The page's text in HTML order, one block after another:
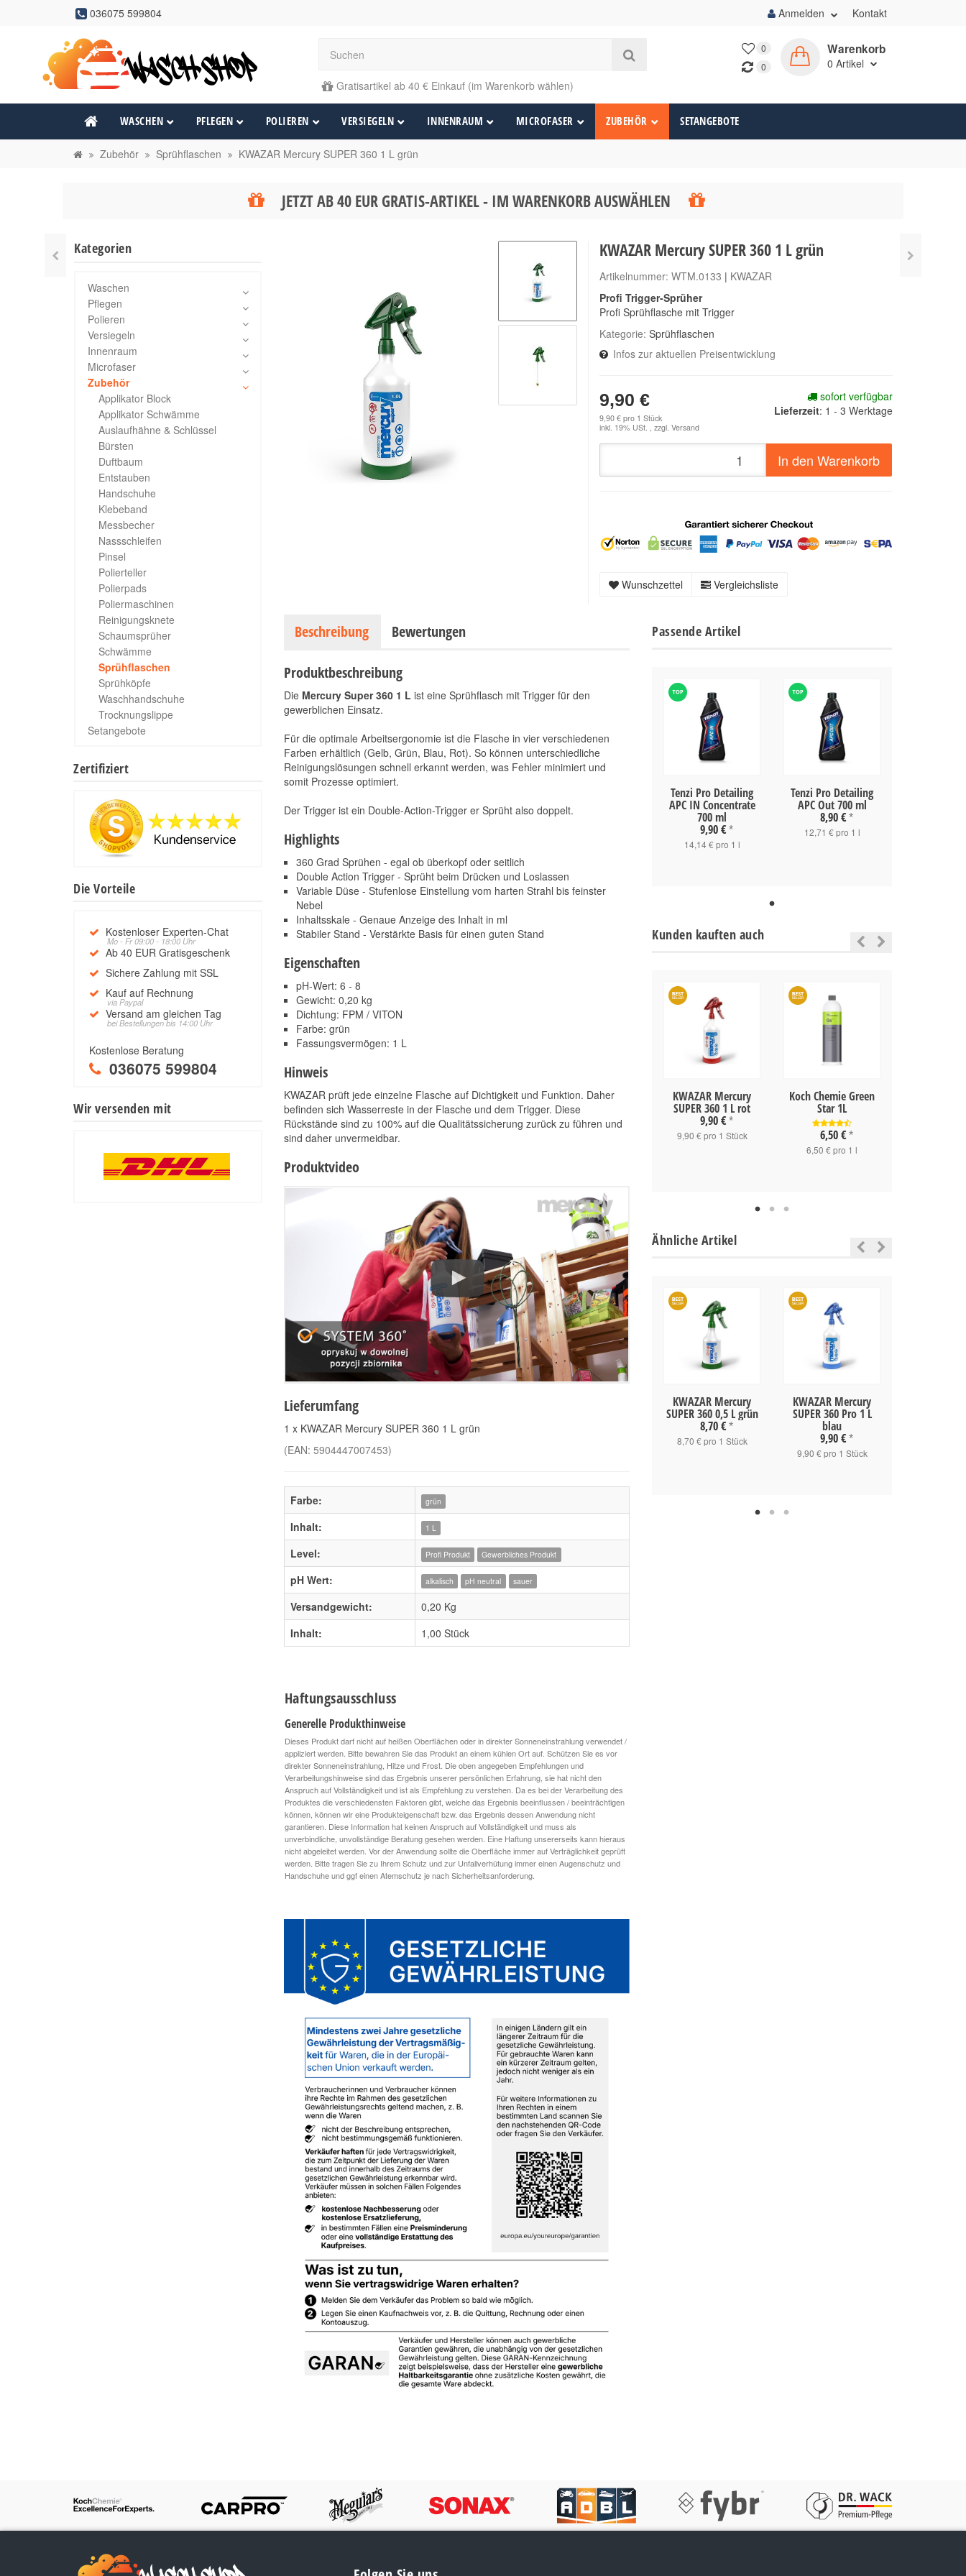
036075 599804 Anmelden Kontakt
Gratisartikel ab 40 € Einkauf (im Warenkorb wählen)
0
0
Warenkorb
0 Artikel
WASCHEN PFLEGEN POLIEREN VERSIEGELN INNENRAUM MICROFASER ZUBEHÖR SETANGEBOTE
Zubehör Sprühflaschen KWAZAR Mercury SUPER 360 1 L grün
JETZT AB 40 EUR GRATIS-ARTIKEL - IM WARENKORB AUSWÄHLEN
KWAZAR Mercury SUPER 360 1 L grün
Artikelnummer:WTM.0133 | KWAZAR
Profi Trigger-Sprüher
Profi Sprühflasche mit Trigger
Kategorie:Sprühflaschen
Infos zur aktuellen Preisentwicklung
9,90 €
9,90 € pro 1 Stück
inkl. 19% USt. , zzgl.Versand
sofort verfügbar
Lieferzeit: 1 - 3 Werktage
In den Warenkorb
Wunschzettel Vergleichsliste
Beschreibung Bewertungen
Produktbeschreibung
Die Mercury Super 360 1 L ist eine Sprühflasch mit Trigger für den
gewerblichen Einsatz.
Für die optimale Arbeitsergonomie ist die Flasche in vier verschiedenen
Farben erhältlich (Gelb, Grün, Blau, Rot). So können unterschiedliche
Reinigungslösungen schnell erkannt werden, was Fehler minimiert und
somit Prozesse optimiert.
Der Trigger ist ein Double-Action-Trigger er Sprüht also doppelt.
Highlights
360 Grad Sprühen - egal ob überkopf oder seitlich
Double Action Trigger - Sprüht beim Drücken und Loslassen
Variable Düse - Stufenlose Einstellung vom harten Strahl bis feinster
Nebel
Inhaltsskale - Genaue Anzeige des Inhalt in ml
Stabiler Stand - Verstärkte Basis für einen guten Stand
Eigenschaften
pH-Wert: 6 - 8
Gewicht: 0,20 kg
Dichtung: FPM / VITON
Farbe: grün
Fassungsvermögen: 1 L
Hinweis
KWAZAR prüft jede einzelne Flasche auf Dichtigkeit und Funktion. Daher
befinden sich Wasserreste in der Flasche und dem Trigger. Diese
Rückstände sind zu 100% auf die Qualitätssicherung zurück zu führen und
sind daher unvermeidbar.
Produktvideo
Lieferumfang
1 x KWAZAR Mercury SUPER 360 1 L grün
(EAN: 5904447007453)
Farbe: grün
Inhalt: 1 L
Level: Profi Produkt Gewerbliches Produkt
pH Wert: alkalisch pH neutral sauer
Versandgewicht:
0,20 Kg
Inhalt:
1,00 Stück
Haftungsausschluss
Generelle Produkthinweise
Dieses Produkt darf nicht auf heißen Oberflächen oder in direkter Sonneneinstrahlung verwendet /
appliziert werden. Bitte bewahren Sie das Produkt an einem kühlen Ort auf. Schützen Sie es vor
direkter Sonneneinstrahlung, Hitze und Frost. Die oben angegeben Empfehlungen und
Verarbeitungshinweise sind das Ergebnis unserer persönlichen Erfahrung, sie hat nicht den
Anspruch auf Vollständigkeit und ist als Empfehlung zu verstehen. Da es bei der Verarbeitung des
Produktes die verschiedensten Faktoren gibt, welche das Ergebnis beeinflussen / beeinträchtigen
können, können wir eine Produkteigenschaft bzw. das Ergebnis dessen Anwendung nicht
garantieren. Diese Information hat keinen Anspruch auf Vollständigkeit und muss als
unverbindliche, unvollständige Beratung gesehen werden. Eine Haftung unsererseits kann hieraus
nicht abgeleitet werden. Vor der Anwendung sollte die Oberfläche immer auf Verträglichkeit geprüft
werden. Bitte tragen Sie zu Ihrem Schutz und zur Unfallverhütung immer einen Augenschutz und
Handschuhe und ggf einen Atemschutz je nach Sicherheitsanforderung.
Passende Artikel
Tenzi Pro Detailing
APC IN Concentrate
700 ml
9,90 € *
14,14 € pro 1 l
Tenzi Pro Detailing
APC Out 700 ml
8,90 € *
12,71 € pro 1 l
Kunden kauften auch
Koch Chemie
Motorplast 500ml
Koch Chemie Quick &
Shine 1L
KWAZAR Mercury
SUPER 360 1 L rot
9,90 € *
9,90 € pro 1 Stück
Koch Chemie Green
Star 1L
6,50 € *
6,50 € pro 1 l
Ähnliche Artikel
8,70 €
KWAZAR Mercury
SUPER 360 0,5 L grün
8,70 € *
8,70 € pro 1 Stück
KWAZAR Mercury
SUPER 360 Pro 1 L
blau
9,90 € *
9,90 € pro 1 Stück
Kategorien
Waschen
Pflegen
Polieren
Versiegeln
Innenraum
Microfaser
Zubehör
Applikator Block
Applikator Schwämme
Auslaufhähne & Schlüssel
Bürsten
Duftbaum
Entstauben
Handschuhe
Klebeband
Messbecher
Nassschleifen
Pinsel
Polierteller
Polierpads
Poliermaschinen
Reinigungsknete
Schaumsprüher
Schwämme
Sprühflaschen
Sprühköpfe
Waschhandschuhe
Trocknungslippe
Setangebote
Zertifiziert
Die Vorteile
Kostenloser Experten-Chat
Mo - Fr 09:00 - 18:00 Uhr
Ab 40 EUR Gratisgeschenk
Sichere Zahlung mit SSL
Kauf auf Rechnung
via Paypal
Versand am gleichen Tag
bei Bestellungen bis 14:00 Uhr
Kostenlose Beratung
036075 599804
Wir versenden mit